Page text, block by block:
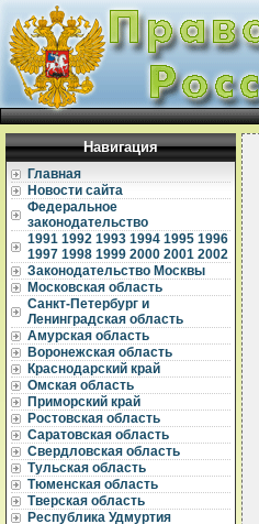
Навигация
Главная
Новости сайта
Федеральное
законодательство
1991 1992 1993 1994 1995 1996
1997 1998 1999 2000 2001 2002
Законодательство Москвы
Московская область
Санкт-Петербург и
Ленинградская область
Амурская область
Воронежская область
Краснодарский край
Омская область
Приморский край
Ростовская область
Саратовская область
Свердловская область
Тульская область
Тюменская область
Тверская область
Республика Удмуртия